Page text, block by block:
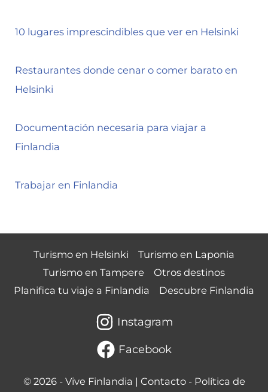
o
:
10 lugares imprescindibles que ver en Helsinki
Restaurantes donde cenar o comer barato en
Helsinki
Documentación necesaria para viajar a
Finlandia
Trabajar en Finlandia
Turismo en Helsinki
Turismo en Laponia
Turismo en Tampere
Otros destinos
Planifica tu viaje a Finlandia
Descubre Finlandia
Instagram
Facebook
© 2026 - Vive Finlandia | Contacto- Política de